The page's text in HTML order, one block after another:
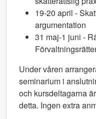
19-20 april -
argumentation
31 maj-1 juni -
Under våren
seminarium i
och kursdeltagarna
detta. Ingen extra